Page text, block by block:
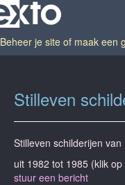
Beheer je site of maak een
Stilleven
Stilleven schilderijen
uit 1982 tot 1985 (klik
stuur een bericht